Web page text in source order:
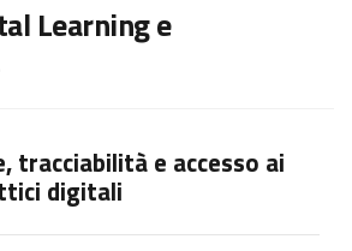
Learning e
tracciabilità e accesso ai
digitali